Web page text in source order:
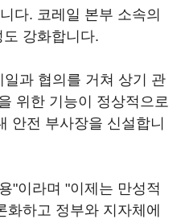
다. 코레일 본부 소속의
강화합니다.
일과 협의를 거쳐 상기 관
위한 기능이 정상적으로
안전 부사장을 신설합니
"이라며 "이제는 만성적
하고 정부와 지자체에